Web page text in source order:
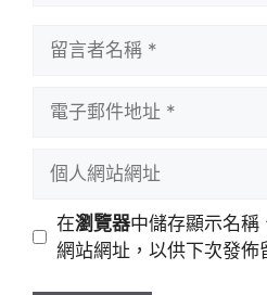
址
站
在瀏覽器中儲存顯示名稱
網站網址，以供下次發佈